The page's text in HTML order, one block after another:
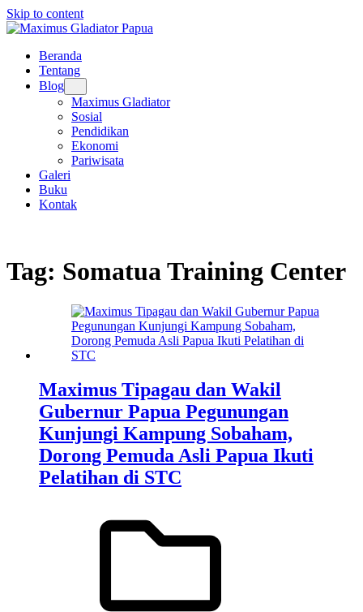
Skip to content
Beranda
Tentang
Blog
Maximus Gladiator
Sosial
Pendidikan
Ekonomi
Pariwisata
Galeri
Buku
Kontak
Tag: Somatua Training Center
Maximus Tipagau dan Wakil
Gubernur Papua Pegunungan
Kunjungi Kampung Sobaham,
Dorong Pemuda Asli Papua Ikuti
Pelatihan di STC